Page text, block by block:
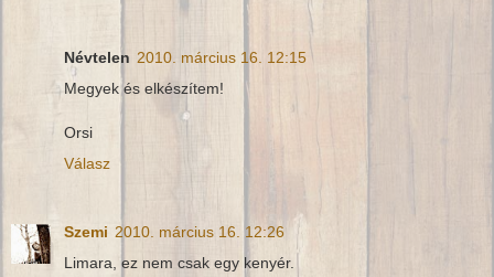
Névtelen 2010. március 16. 12:15
Megyek és elkészítem!
Orsi
Válasz
Szemi 2010. március 16. 12:26
Limara, ez nem csak egy kenyér.